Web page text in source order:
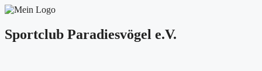
Sportclub Paradiesvögel e.V.